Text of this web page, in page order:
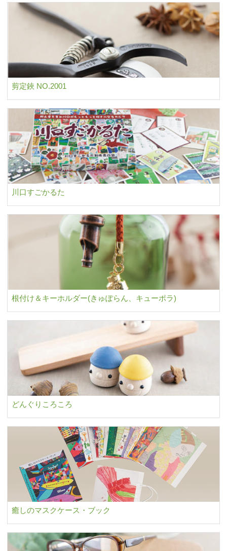
剪定鋏 NO.2001
川口すごかるた
根付け＆キーホルダー(きゅぽらん、キューポラ)
どんぐりころころ
癒しのマスクケース・ブック